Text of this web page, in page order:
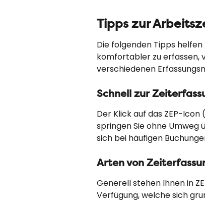
Tipps zur
Die folgenden Tipps
komfortabler zu erfassen,
verschiedenen
Schnell zur
Der Klick auf das ZEP-
springen Sie ohne Umweg
sich bei häufigen
Arten von
Generell stehen Ihnen in
Verfügung, welche sich